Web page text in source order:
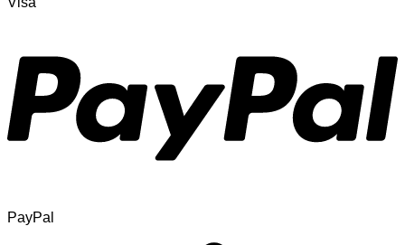
PayPal